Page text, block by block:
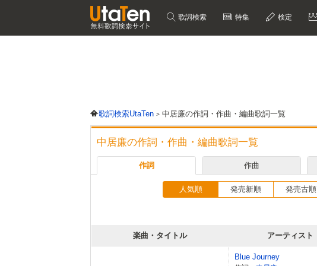
歌詞検索 特集 検定
歌詞検索UtaTen 中居廉の作詞・作曲・編曲歌詞一覧
中居廉の作詞・作曲・編曲歌詞一覧
作詞 作曲
人気順 発売新順 発売古順
楽曲・タイトル アーティスト
Blue Journey